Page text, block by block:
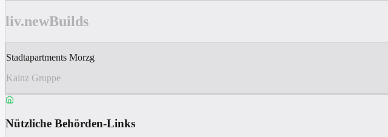
liv.newBuilds
Stadtapartments Morzg
Kainz Gruppe
Nützliche Behörden-Links